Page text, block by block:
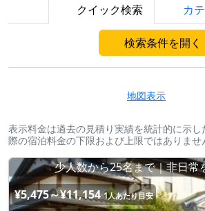
クイック検索 カ
検索条件を開く
地図表示
表示料金は過去の見積り実績を統計的に示
際の宿泊料金の下限および上限ではありませ
少人数から25名まで｜非日常
¥5,475～¥11,154 1人あたり目安